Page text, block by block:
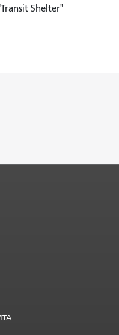
Shelter"